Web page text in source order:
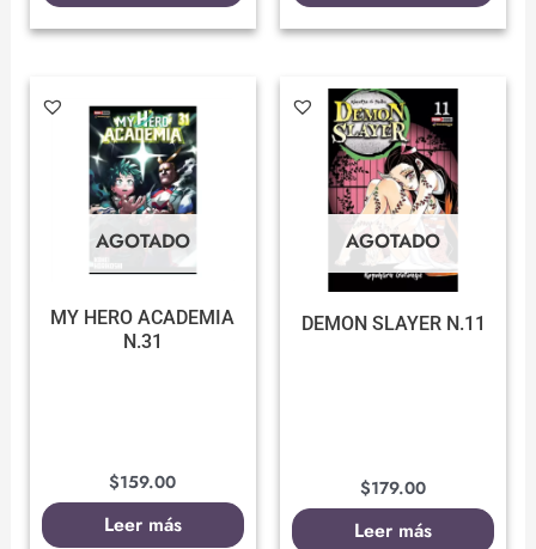
AGOTADO
MY HERO ACADEMIA
N.31
$159.00
Leer más
AGOTADO
DEMON SLAYER N.11
$179.00
Leer más